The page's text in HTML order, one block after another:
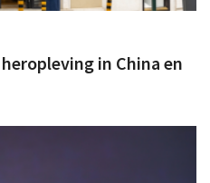
in China en